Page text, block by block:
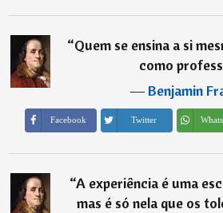
“Quem se ensina a si
como
―Benjamin
Facebook Twitter
“A experiência é uma
mas é só nela que os